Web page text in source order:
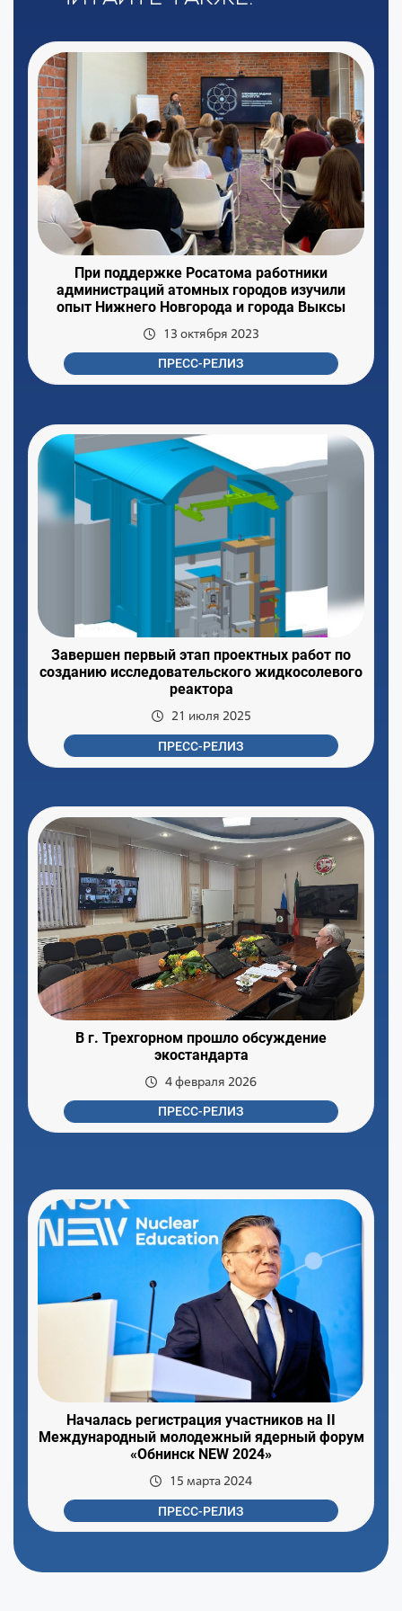
При поддержке Росатома работники
администраций атомных городов изучили
опыт Нижнего Новгорода и города Выксы
13 октября 2023
ПРЕСС-РЕЛИЗ
Завершен первый этап проектных работ по
созданию исследовательского жидкосолевого
реактора
21 июля 2025
ПРЕСС-РЕЛИЗ
В г. Трехгорном прошло обсуждение
экостандарта
4 февраля 2026
ПРЕСС-РЕЛИЗ
Началась регистрация участников на II
Международный молодежный ядерный форум
«Обнинск NEW 2024»
15 марта 2024
ПРЕСС-РЕЛИЗ